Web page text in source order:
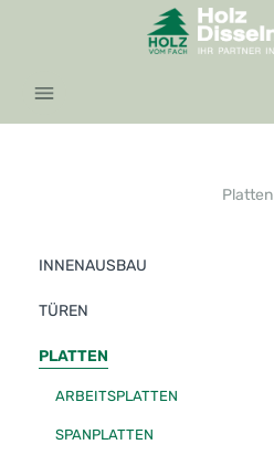
Zum Hauptinhalt springen
Platten
INNENAUSBAU
TÜREN
PLATTEN
ARBEITSPLATTEN
SPANPLATTEN